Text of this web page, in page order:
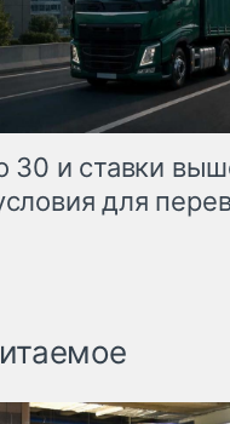
30 и ставки
для